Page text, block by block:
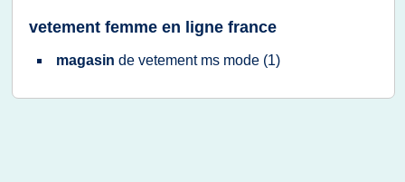
vetement femme en ligne france
magasin de vetement ms mode (1)